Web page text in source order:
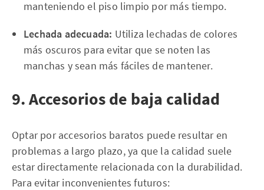
manteniendo el piso limpio por más tiempo.
Lechada adecuada: Utiliza lechadas de colores
más oscuros para evitar que se noten las
manchas y sean más fáciles de mantener.
9. Accesorios de baja calidad
Optar por accesorios baratos puede resultar en
problemas a largo plazo, ya que la calidad suele
estar directamente relacionada con la durabilidad.
Para evitar inconvenientes futuros: